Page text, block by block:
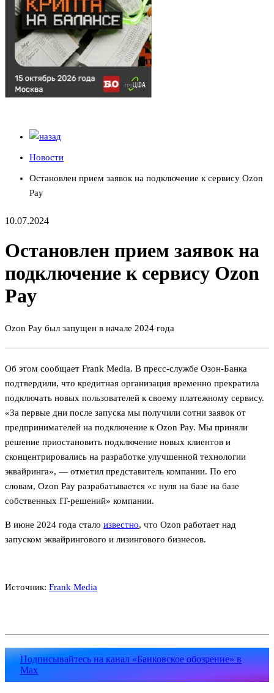
Новости
Остановлен прием заявок на подключение к сервису Ozon
Pay
10.07.2024
Остановлен прием заявок на
подключение к сервису Ozon
Pay
Ozon Pay был запущен в начале 2024 года
Об этом сообщает Frank Media. В пресс-службе Озон-Банка
подтвердили, что кредитная организация временно прекратила
подключать новых пользователей к своему платежному сервису.
«За первые дни после запуска мы получили сотни заявок от
предпринимателей на подключение к Ozon Pay. Мы приняли
решение приостановить подключение новых клиентов и
сконцентрировались на разработке улучшенной технологии
эквайринга», — отметил представитель компании. По его
словам, Ozon Pay разрабатывается «с нуля на базе на базе
собственных IT-решений» компании.
В июне 2024 года стало известно, что Ozon работает над
запуском эквайрингового и лизингового бизнесов.
Источник: Frank Media
Подписывайтесь на канал «Банковское обозрение» в
Max